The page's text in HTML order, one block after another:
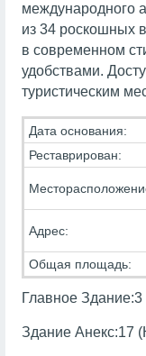
международного
из 34 роскошных
в современном
удобствами.
туристическим
Дата основания:
Реставрирован:
Адрес:
Общая площадь:
Главное
Здание Анекс:17